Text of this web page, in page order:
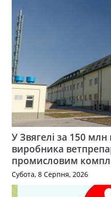
У Звягелі за 150
виробника
промисловим
Субота, 8 Серпня, 2026